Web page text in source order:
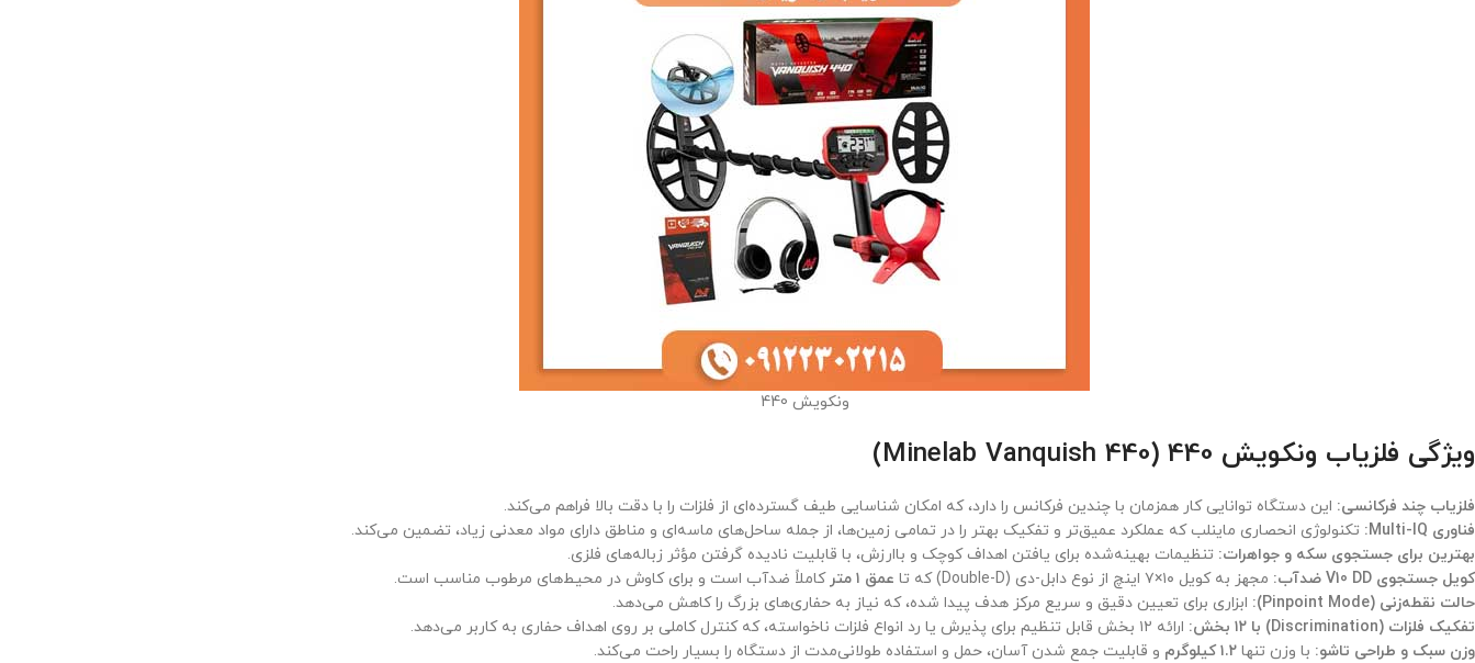
ونکویش 440
ویژگی فلزیاب ونکویش 440 (Minelab Vanquish 440)
فلزیاب چند فرکانسی: این دستگاه توانایی کار همزمان با چندین فرکانس را دارد، که امکان شناسایی طیف گسترده‌ای از فلزات را با دقت بالا فراهم می‌کند.
فناوری Multi-IQ:
تکنولوژی انحصاری ماینلب که عملکرد عمیق‌تر و تفکیک بهتر را در تمامی زمین‌ها، از جمله ساحل‌های ماسه‌ای و مناطق دارای مواد معدنی زیاد، تضمین می‌کند.
بهترین برای جستجوی سکه و جواهرات: تنظیمات بهینه‌شده برای یافتن اهداف کوچک و باارزش، با قابلیت نادیده گرفتن مؤثر زباله‌های فلزی.
کویل جستجوی V10 DD ضدآب:
مجهز به کویل ۱۰×۷ اینچ از نوع دابل-دی (Double-D) که تا عمق ۱ متر
کاملاً ضدآب است و برای کاوش در محیط‌های مرطوب مناسب است.
حالت نقطه‌زنی (Pinpoint Mode):
ابزاری برای تعیین دقیق و سریع مرکز هدف پیدا شده، که نیاز به حفاری‌های بزرگ را کاهش می‌دهد.
تفکیک فلزات (Discrimination) با ۱۲ بخش:
ارائه ۱۲ بخش قابل تنظیم برای پذیرش یا رد انواع فلزات ناخواسته، که کنترل کاملی بر روی اهداف حفاری به کاربر می‌دهد.
وزن سبک و طراحی تاشو: با وزن تنها ۱.۲ کیلوگرم
و قابلیت جمع شدن آسان، حمل و استفاده طولانی‌مدت از دستگاه را بسیار راحت می‌کند.